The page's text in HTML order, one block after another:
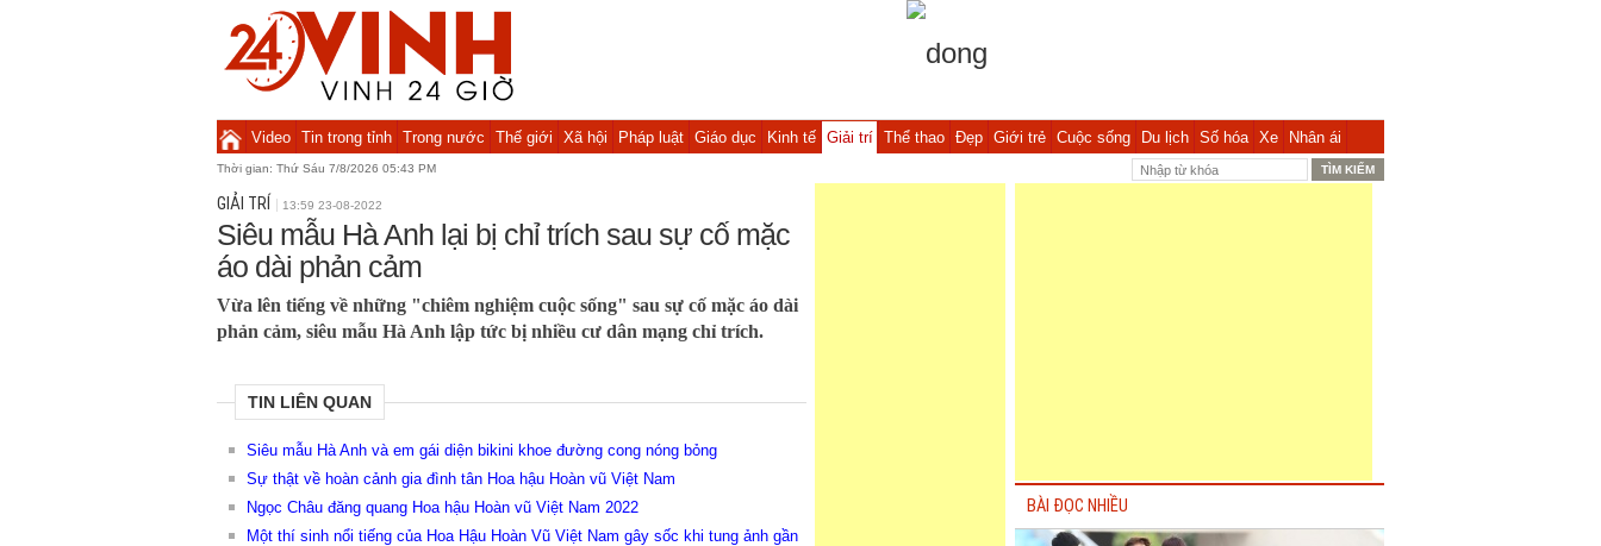
Video Tin trong tỉnh Trong nước Thế giới Xã hội Pháp luật Giáo dục Kinh tế Giải trí Thể thao Đẹp Giới trẻ Cuộc sống Du lịch Số hóa Xe Nhân ái
Thời gian: Thứ Sáu 7/8/2026 05:43 PM
GIẢI TRÍ 13:59 23-08-2022
Siêu mẫu Hà Anh lại bị chỉ trích sau sự cố mặc
áo dài phản cảm
Vừa lên tiếng về những "chiêm nghiệm cuộc sống" sau sự cố mặc áo dài
phản cảm, siêu mẫu Hà Anh lập tức bị nhiều cư dân mạng chỉ trích.
TIN LIÊN QUAN
Siêu mẫu Hà Anh và em gái diện bikini khoe đường cong nóng bỏng
Sự thật về hoàn cảnh gia đình tân Hoa hậu Hoàn vũ Việt Nam
Ngọc Châu đăng quang Hoa hậu Hoàn vũ Việt Nam 2022
Một thí sinh nổi tiếng của Hoa Hậu Hoàn Vũ Việt Nam gây sốc khi tung ảnh gần
BÀI ĐỌC NHIỀU